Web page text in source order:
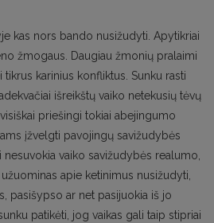
kas nors bando nusižudyti. Apytikriai
žmogaus. Daugiau žmonių pralaimi
karinius konfliktus. Sunku rasti
išreikštų vaiko netekusių tėvų
priešingi tokiai abejingumo
įžvelgti pavojingų savižudybės
nesuvokia vaiko savižudybės realumo,
apie ketinimus nusižudyti,
pasišypso ar net pasijuokia iš jo
patikėti, jog vaikas gali taip stipriai